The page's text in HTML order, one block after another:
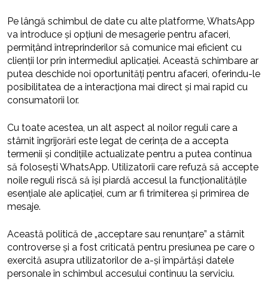
Pe lângă schimbul de date cu alte platforme, WhatsApp
va introduce și opțiuni de mesagerie pentru afaceri,
permițând întreprinderilor să comunice mai eficient cu
clienții lor prin intermediul aplicației. Această schimbare ar
putea deschide noi oportunități pentru afaceri, oferindu-le
posibilitatea de a interacționa mai direct și mai rapid cu
consumatorii lor.
Cu toate acestea, un alt aspect al noilor reguli care a
stârnit îngrijorări este legat de cerința de a accepta
termenii și condițiile actualizate pentru a putea continua
să folosești WhatsApp. Utilizatorii care refuză să accepte
noile reguli riscă să își piardă accesul la funcționalitățile
esențiale ale aplicației, cum ar fi trimiterea și primirea de
mesaje.
Această politică de „acceptare sau renunțare” a stârnit
controverse și a fost criticată pentru presiunea pe care o
exercită asupra utilizatorilor de a-și împărtăși datele
personale în schimbul accesului continuu la serviciu.